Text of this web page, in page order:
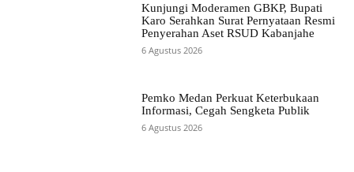
Kunjungi Moderamen GBKP, Bupati
Karo Serahkan Surat Pernyataan Resmi
Penyerahan Aset RSUD Kabanjahe
6 Agustus 2026
Pemko Medan Perkuat Keterbukaan
Informasi, Cegah Sengketa Publik
6 Agustus 2026